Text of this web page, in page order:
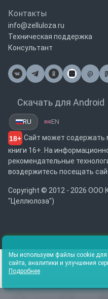
Контакты
info@zelluloza.ru
Техническая поддержка
Консультант
@
Почта
Скачать для Android
RU EN
18+ Сайт может содержать
книги 16+. На
рекомендательные
воздержитесь посещать
Copyright © 2012 - 2026 ООО
"Целлюлоза")
Мы используем файлы cookie для
сайта, аналитики и улучшения
Подробнее